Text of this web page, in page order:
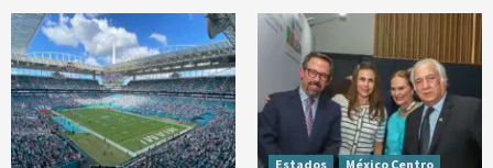
Estados México Centro